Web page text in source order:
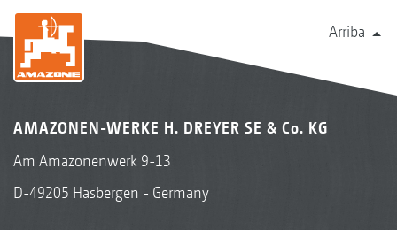
Arriba
AMAZONEN-WERKE H. DREYER SE & Co. KG
Am Amazonenwerk 9-13
D-49205 Hasbergen - Germany